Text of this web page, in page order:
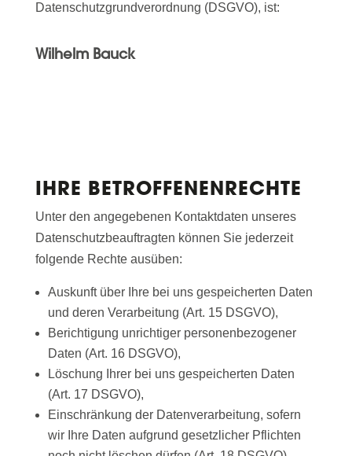
Datenschutzgrundverordnung (DSGVO), ist:
Wilhelm Bauck
IHRE BETROFFENENRECHTE
Unter den angegebenen Kontaktdaten unseres
Datenschutzbeauftragten können Sie jederzeit
folgende Rechte ausüben:
Auskunft über Ihre bei uns gespeicherten Daten
und deren Verarbeitung (Art. 15 DSGVO),
Berichtigung unrichtiger personenbezogener
Daten (Art. 16 DSGVO),
Löschung Ihrer bei uns gespeicherten Daten
(Art. 17 DSGVO),
Einschränkung der Datenverarbeitung, sofern
wir Ihre Daten aufgrund gesetzlicher Pflichten